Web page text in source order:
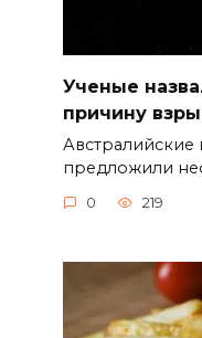
Ученые
причину
Австралийские
предложили
0 219